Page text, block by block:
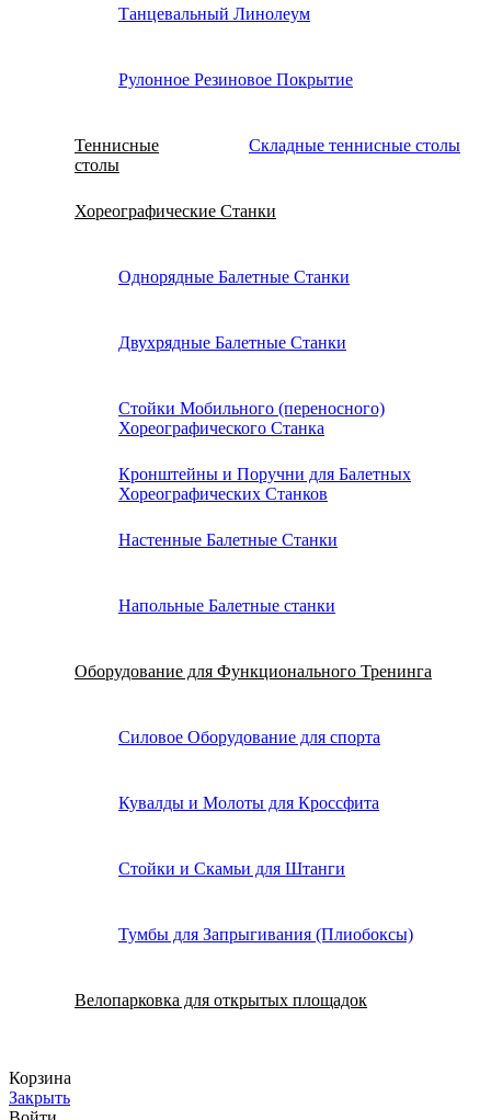
Танцевальный Линолеум
Рулонное Резиновое Покрытие
Теннисные
столы
Складные теннисные столы
Хореографические Станки
Однорядные Балетные Станки
Двухрядные Балетные Станки
Стойки Мобильного (переносного)
Хореографического Станка
Кронштейны и Поручни для Балетных
Хореографических Станков
Настенные Балетные Станки
Напольные Балетные станки
Оборудование для Функционального Тренинга
Силовое Оборудование для спорта
Кувалды и Молоты для Кроссфита
Стойки и Скамьи для Штанги
Тумбы для Запрыгивания (Плиобоксы)
Велопарковка для открытых площадок
Корзина
Закрыть